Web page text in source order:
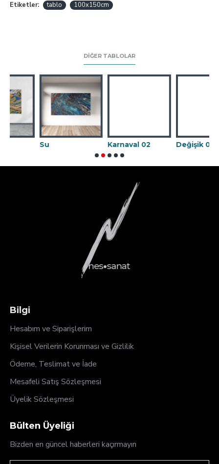
Etiketler: tablo 100x150cm
DIĞER TABLOLAR
Karnaval 02 Değişik 09
Bilgi
Hesabım ve Siparişlerim
Kişisel Verilerin Korunması ve Gizlilik
Ödeme, Teslimat ve İade
Mesafeli Satış Sözleşmesi
Üyelik Sözleşmesi
Bülten Üyeliği
Bizden en güncel haberleri kaçırmayın